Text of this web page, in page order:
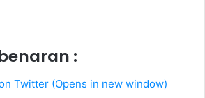
:
Twitter (Opens in new window)